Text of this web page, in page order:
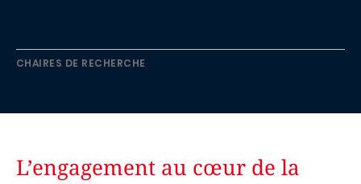
CHAIRES DE RECHERCHE
L’engagement au cœur de la